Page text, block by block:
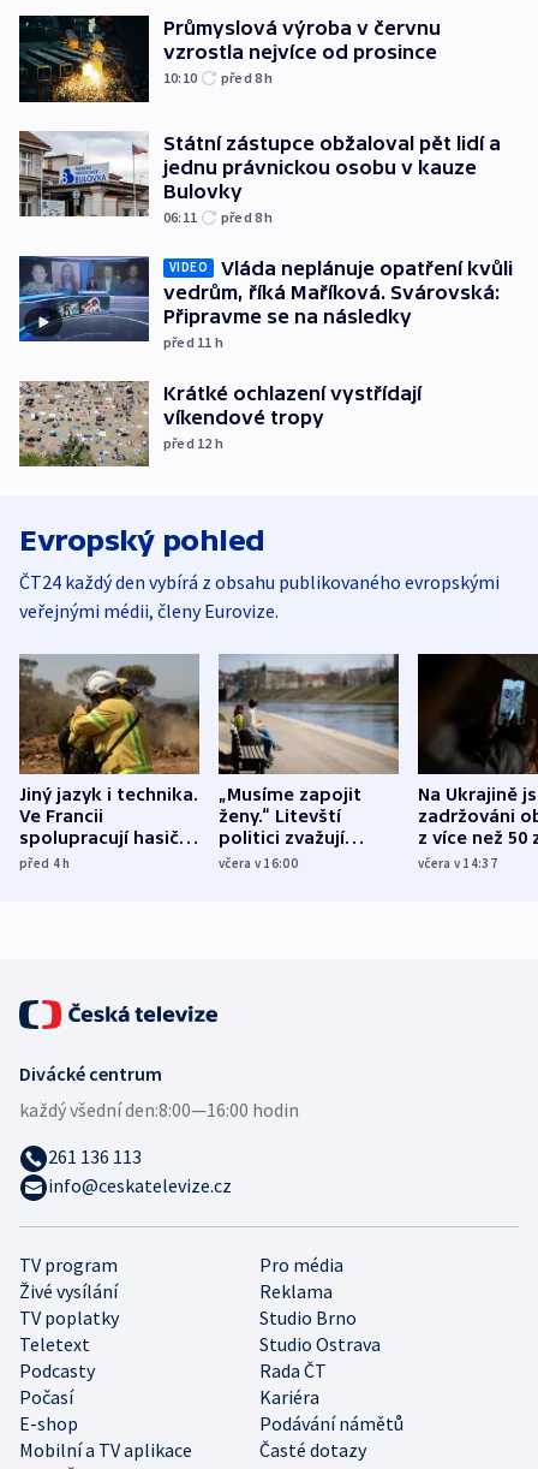
Průmyslová výroba v červnu
vzrostla nejvíce od prosince
10:10 před 8h
Státní zástupce obžaloval pět lidí a
jednu právnickou osobu v kauze
Bulovky
06:11 před 8h
VIDEO
Vláda neplánuje opatření kvůli
vedrům, říká Maříková. Svárovská:
Připravme se na následky
před 11 h
Krátké ochlazení vystřídají
víkendové tropy
před 12 h
Evropský pohled
ČT24 každý den vybírá z obsahu publikovaného evropskými
veřejnými médii, členy Eurovize.
Jiný jazyk i technika.
Ve Francii
spolupracují hasiči z
různých zemí
před 4h
„Musíme zapojit
ženy.“ Litevští
politici zvažují
dohodu o
včera v 16:00
Na Ukrajině
zadržováni
z více než 50
Bojovali na
včera v 14:37
TV program
Pro média
Živé vysílání
Reklama
TV poplatky
Studio Brno
Teletext
Studio Ostrava
Podcasty
Rada ČT
Počasí
Kariéra
E-shop
Podávání námětů
Mobilní a TV aplikace
Časté dotazy
Divácké centrum
každý všední den:8:00—16:00 hodin
261 136 113
info@ceskatelevize.cz